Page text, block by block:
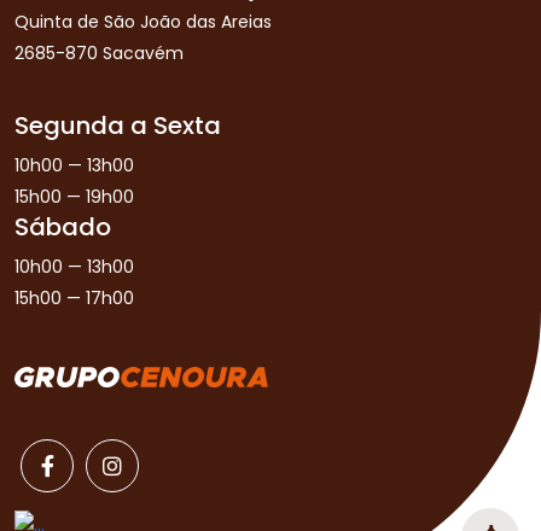
Quinta de São João das Areias
2685-870 Sacavém
Segunda a Sexta
10h00 — 13h00
15h00 — 19h00
Sábado
10h00 — 13h00
15h00 — 17h00